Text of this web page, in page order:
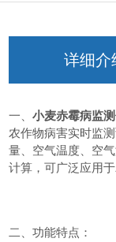
详细介
一、 小麦赤霉病监
农作物病害实时监
量、空气温度、空
计算，可广泛应用
二、功能特点：